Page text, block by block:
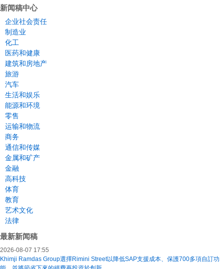
新闻稿中心
企业社会责任
制造业
化工
医药和健康
建筑和房地产
旅游
汽车
生活和娱乐
能源和环境
零售
运输和物流
商务
通信和传媒
金属和矿产
金融
高科技
体育
教育
艺术文化
法律
最新新闻稿
2026-08-07 17:55
Khimji Ramdas Group選擇Rimini Street以降低SAP支援成本、保護700多項自訂功